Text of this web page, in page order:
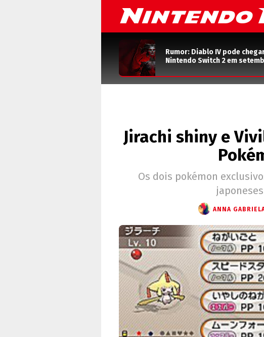
Rumor: Diablo IV pode
Nintendo Switch 2 em
Jirachi shiny e
Os dois pokémon
ANNA